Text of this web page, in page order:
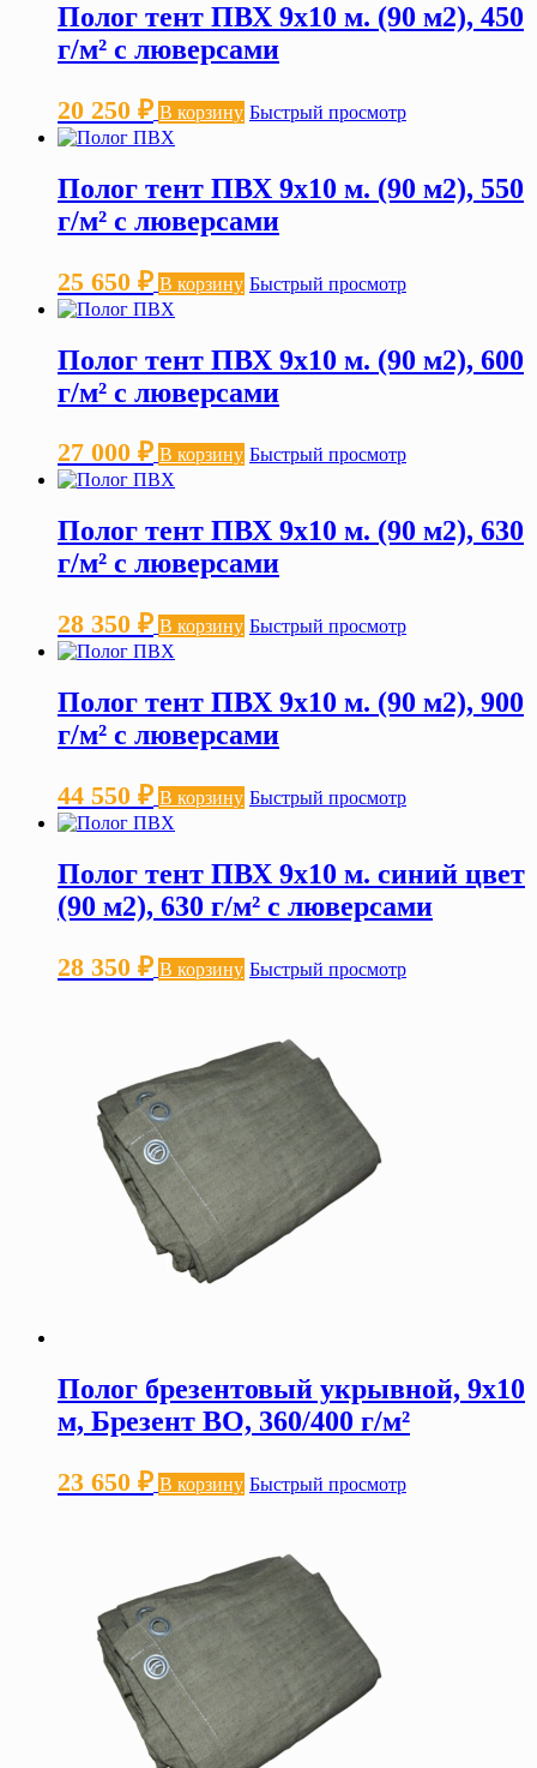
Полог тент ПВХ 9х10 м. (90 м2), 450
г/м² с люверсами
20 250 ₽ В корзину Быстрый просмотр
Полог тент ПВХ 9х10 м. (90 м2), 550
г/м² с люверсами
25 650 ₽ В корзину Быстрый просмотр
Полог тент ПВХ 9х10 м. (90 м2), 600
г/м² с люверсами
27 000 ₽ В корзину Быстрый просмотр
Полог тент ПВХ 9х10 м. (90 м2), 630
г/м² с люверсами
28 350 ₽ В корзину Быстрый просмотр
Полог тент ПВХ 9х10 м. (90 м2), 900
г/м² с люверсами
44 550 ₽ В корзину Быстрый просмотр
Полог тент ПВХ 9х10 м. синий цвет
(90 м2), 630 г/м² с люверсами
28 350 ₽ В корзину Быстрый просмотр
Полог брезентовый укрывной, 9х10
м, Брезент ВО, 360/400 г/м²
23 650 ₽ В корзину Быстрый просмотр